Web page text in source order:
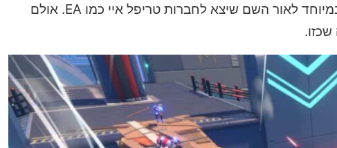
פחות ממצוינת ומענגת לעין. לא פשוט להחמיא למשחקים ענק כיום, במיוחד לאור השם שיצא לחברות טריפל איי כמו EA. אולם